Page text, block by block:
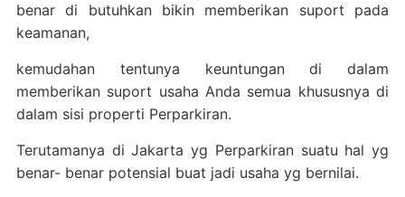
benar di butuhkan bikin memberikan suport pada
keamanan,
kemudahan tentunya keuntungan di dalam
memberikan suport usaha Anda semua khususnya di
dalam sisi properti Perparkiran.
Terutamanya di Jakarta yg Perparkiran suatu hal yg
benar- benar potensial buat jadi usaha yg bernilai.